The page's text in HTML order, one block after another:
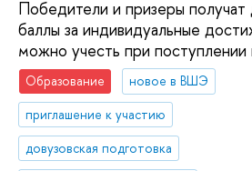
Победители и призеры получат
баллы за индивидуальные
можно учесть при поступлении
Образование
новое в ВШЭ
приглашение к участию
довузовская подготовка